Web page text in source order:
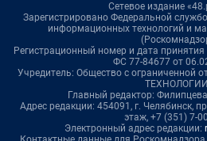
Сетевое издание
Зарегистрировано Федеральной
информационных технологий и
Регистрационный номер и дата
ФС 77-84677 от
Учредитель: Общество с ограниченной
Главный редактор:
Адрес редакции: 454091, г. Челябинск,
этаж, +7 (351) 7-
Электронный адрес редакции: